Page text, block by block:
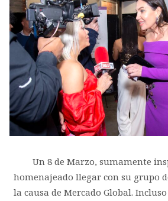
Un 8 de Marzo, sumamente
homenajeado llegar con su grupo
la causa de Mercado Global.